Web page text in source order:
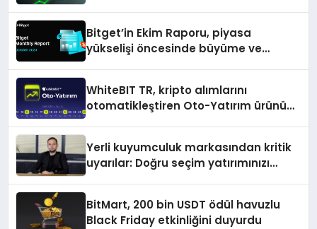
Bitget’in Ekim Raporu, piyasa
yükselişi öncesinde büyüme ve
WhiteBIT TR, kripto alımlarını
otomatikleştiren Oto-Yatırım ürününü
Yerli kuyumculuk markasından kritik
uyarılar: Doğru seçim yatırımınızı
BitMart, 200 bin USDT ödül havuzlu
Black Friday etkinliğini duyurdu